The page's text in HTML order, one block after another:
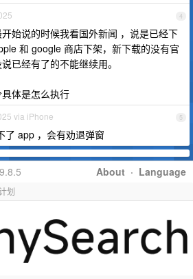
4
始说的时候我看国外新闻 ，说是已经下
和 google 商店下架，新下载的没有官
已经有了的不能继续用。
体是怎么执行
5
via iPhone
了 app ，会有劝退弹窗
About · Language
划